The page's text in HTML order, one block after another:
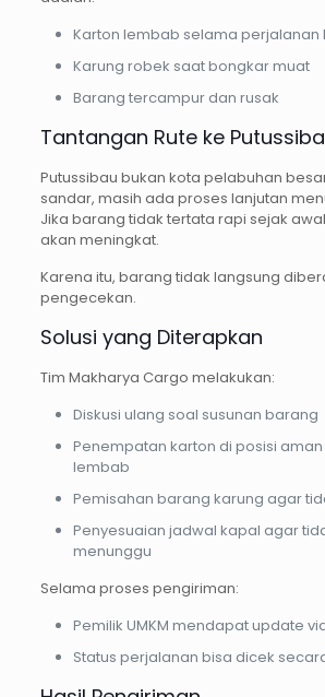
Karton lembab selama perjalanan
Karung robek saat bongkar muat
Barang tercampur dan rusak
Tantangan Rute ke
Putussibau bukan kota pelabuhan
sandar, masih ada proses lanjutan
Jika barang tidak tertata rapi sejak
akan meningkat.
Karena itu, barang tidak langsung
pengecekan.
Solusi yang Diterapkan
Tim Makharya Cargo melakukan:
Diskusi ulang soal susunan barang
Penempatan karton di posisi
lembab
Pemisahan barang karung agar
Penyesuaian jadwal kapal agar
menunggu
Selama proses pengiriman:
Pemilik UMKM mendapat update
Status perjalanan bisa dicek